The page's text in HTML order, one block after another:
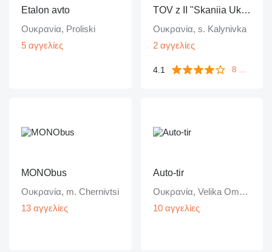
Etalon avto
Ουκρανία, Proliski
5 αγγελίες
TOV z II "Skaniia Ukraina "
Ουκρανία, s. Kalynivka
2 αγγελίες
4.1 8 ανατροφοδοτήσεις
MONObus
Ουκρανία, m. Chernivtsi
13 αγγελίες
Auto-tir
Ουκρανία, Velika Omelyana
10 αγγελίες